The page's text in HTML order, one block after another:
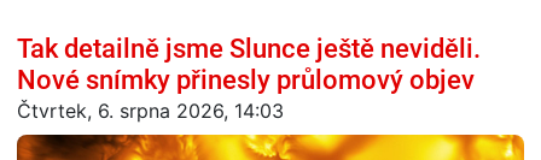
Tak detailně jsme Slunce ještě neviděli.
Nové snímky přinesly průlomový objev
Čtvrtek, 6. srpna 2026, 14:03